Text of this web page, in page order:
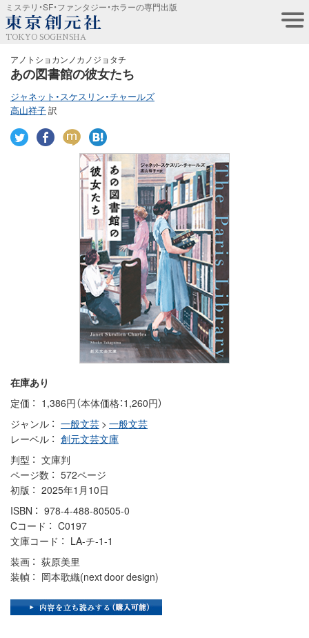
ミステリ・SF・ファンタジー・ホラーの専門出版
TOKYO SOGENSHA
アノトショカンノカノジョタチ
あの図書館の彼女たち
ジャネット・スケスリン・チャールズ
高山祥子訳
在庫あり
定価
1,386円（本体価格：1,260円）
ジャンル
一般文芸 > 一般文芸
レーベル
創元文芸文庫
判型
文庫判
ページ数
572ページ
初版
2025年1月10日
ISBN
978-4-488-80505-0
Cコード
C0197
文庫コード
LA-チ-1-1
装画
荻原美里
装幀
岡本歌織(next door design)